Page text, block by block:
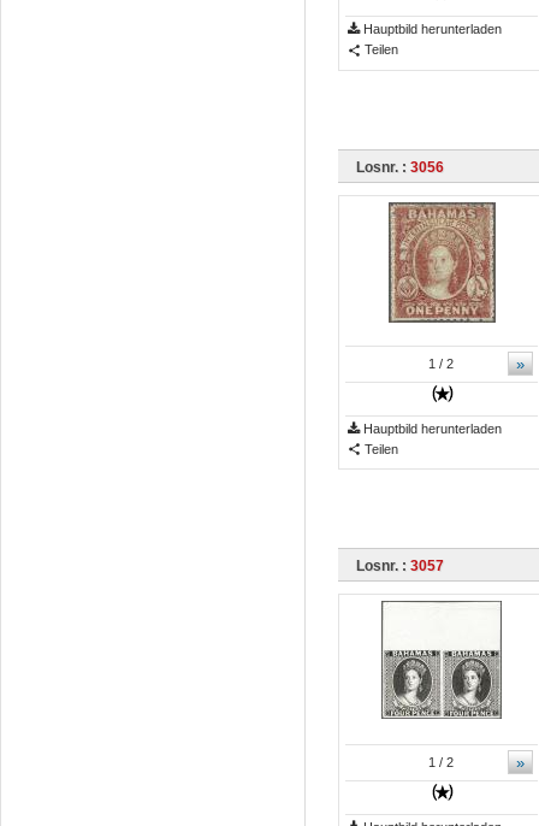
Hauptbild herunterladen
Teilen
Losnr. : 3056
»
1 / 2
Hauptbild herunterladen
Teilen
Losnr. : 3057
»
1 / 2